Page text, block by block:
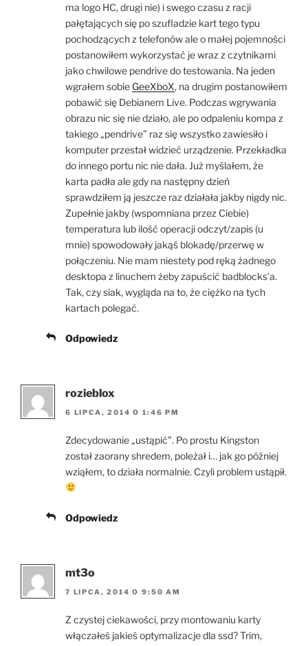
ma logo HC, drugi nie) i swego czasu z racji
pałętających się po szufladzie kart tego typu
pochodzących z telefonów ale o małej pojemności
postanowiłem wykorzystać je wraz z czytnikami
jako chwilowe pendrive do testowania. Na jeden
wgrałem sobie GeeXboX, na drugim postanowiłem
pobawić się Debianem Live. Podczas wgrywania
obrazu nic się nie działo, ale po odpaleniu kompa z
takiego „pendrive” raz się wszystko zawiesiło i
komputer przestał widzieć urządzenie. Przekładka
do innego portu nic nie dała. Już myślałem, że
karta padła ale gdy na następny dzień
sprawdziłem ją jeszcze raz działała jakby nigdy nic.
Zupełnie jakby (wspomniana przez Ciebie)
temperatura lub ilość operacji odczyt/zapis (u
mnie) spowodowały jakąś blokadę/przerwę w
połączeniu. Nie mam niestety pod ręką żadnego
desktopa z linuchem żeby zapuścić badblocks’a.
Tak, czy siak, wygląda na to, że ciężko na tych
kartach polegać.
Odpowiedz
rozieblox
6 LIPCA, 2014 O 1:46 PM
Zdecydowanie „ustąpić”. Po prostu Kingston
został zaorany shredem, poleżał i… jak go później
wziąłem, to działa normalnie. Czyli problem ustąpił.
Odpowiedz
mt3o
7 LIPCA, 2014 O 9:50 AM
Z czystej ciekawości, przy montowaniu karty
włączałeś jakieś optymalizacje dla ssd? Trim,